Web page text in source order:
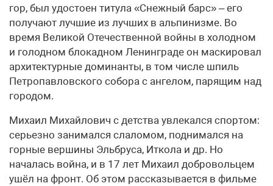
гор, был удостоен титула «Снежный барс» – его
получают лучшие из лучших в альпинизме. Во
время Великой Отечественной войны в холодном
и голодном блокадном Ленинграде он маскировал
архитектурные доминанты, в том числе шпиль
Петропавловского собора с ангелом, парящим над
городом.
Михаил Михайлович с детства увлекался спортом:
серьезно занимался слаломом, поднимался на
горные вершины Эльбруса, Иткола и др. Но
началась война, и в 17 лет Михаил добровольцем
ушёл на фронт. Об этом рассказывается в фильме